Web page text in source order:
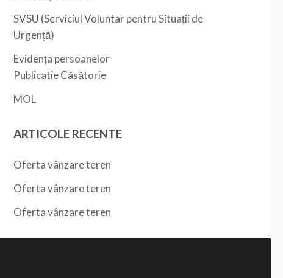
SVSU (Serviciul Voluntar pentru Situații de
Urgență)
Evidența persoanelor
Publicatie Căsătorie
MOL
ARTICOLE RECENTE
Oferta vânzare teren
Oferta vânzare teren
Oferta vânzare teren